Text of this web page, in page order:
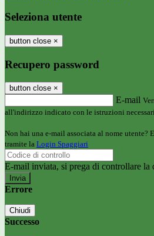
Seleziona utente
button close ×
Recupero password
button close ×
E-mail
all'indirizzo indicato con le istruzioni
Non hai una e-mail associata al nome utente?
tramite la Login Spaggiari
E-mail inviata, si prega di controllare la
Errore
Chiudi
Successo